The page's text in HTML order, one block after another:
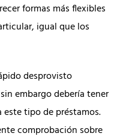
formas más flexibles
igual que los
desprovisto
embargo debería tener
tipo de préstamos.
comprobación sobre